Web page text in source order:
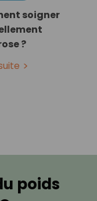
soigner
?
poids